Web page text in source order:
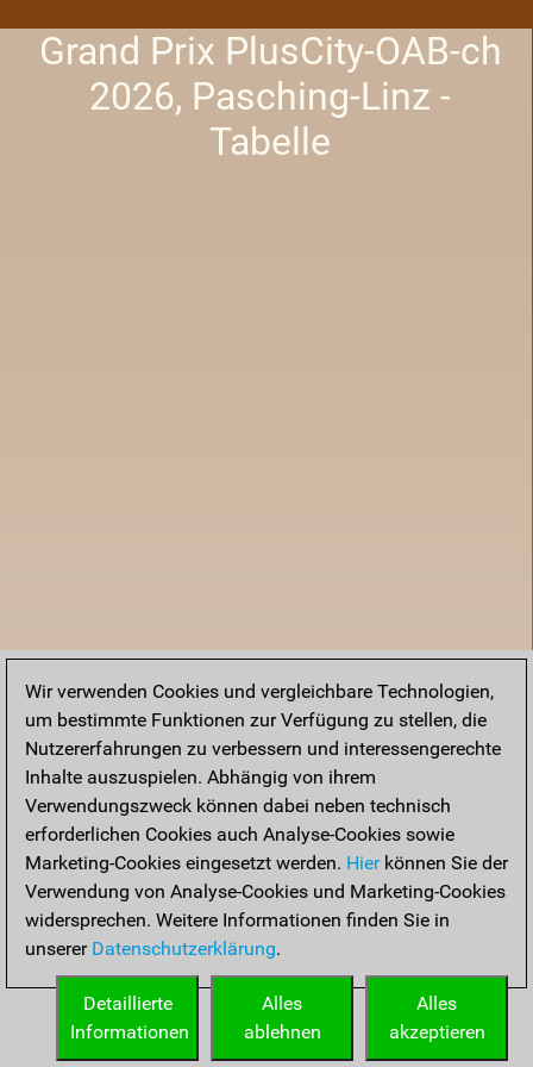
Grand Prix PlusCity-OAB-ch
2026, Pasching-Linz -
Tabelle
Startseite
Wir verwenden Cookies und vergleichbare Technologien,
um bestimmte Funktionen zur Verfügung zu stellen, die
Nutzererfahrungen zu verbessern und interessengerechte
Inhalte auszuspielen. Abhängig von ihrem
Verwendungszweck können dabei neben technisch
erforderlichen Cookies auch Analyse-Cookies sowie
Marketing-Cookies eingesetzt werden. Hierkönnen Sie der
Verwendung von Analyse-Cookies und Marketing-Cookies
widersprechen. Weitere Informationen finden Sie in
unserer Datenschutzerklärung.
Alles
akzeptieren
Alles
ablehnen
Detaillierte
Informationen